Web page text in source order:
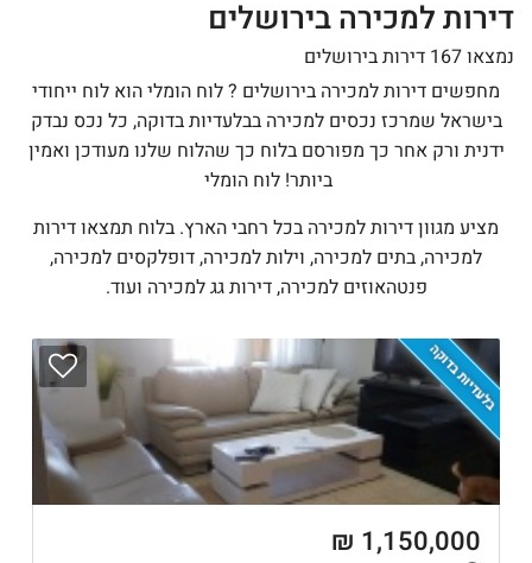
דירות למכירה בירושלים
נמצאו 167 דירות בירושלים
מחפשים דירות למכירה בירושלים ? לוח הומלי הוא לוח ייחודי
בישראל שמרכז נכסים למכירה בבלעדיות בדוקה, כל נכס נבדק
ידנית ורק אחר כך מפורסם בלוח כך שהלוח שלנו מעודכן ואמין
ביותר! לוח הומלי
מציע מגוון דירות למכירה בכל רחבי הארץ. בלוח תמצאו דירות
למכירה, בתים למכירה, וילות למכירה, דופלקסים למכירה,
פנטהאוזים למכירה, דירות גג למכירה ועוד.
בלעדיות בדוקה
1,150,000 ₪